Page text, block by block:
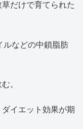
だけで育てられた
ルなどの中鎖脂肪
。
イエット効果が期